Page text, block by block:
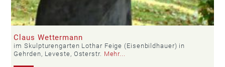
Claus Wettermann
im Skulpturengarten Lothar Feige (Eisenbildhauer) in
Gehrden, Leveste, Osterstr. Mehr...